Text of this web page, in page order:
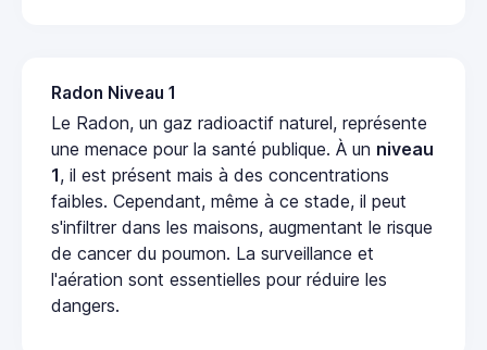
Radon Niveau 1
Le Radon, un gaz radioactif naturel, représente
une menace pour la santé publique. À un niveau
1, il est présent mais à des concentrations
faibles. Cependant, même à ce stade, il peut
s'infiltrer dans les maisons, augmentant le risque
de cancer du poumon. La surveillance et
l'aération sont essentielles pour réduire les
dangers.